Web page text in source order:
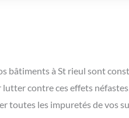
bâtiments à St rieul sont
contre ces effets
toutes les impuretés de vos